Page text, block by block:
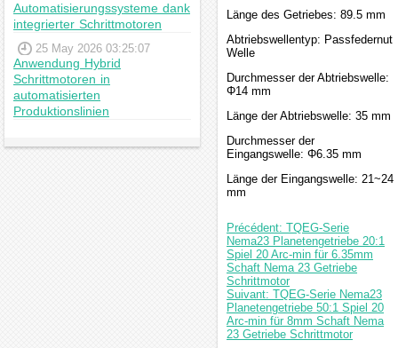
Automatisierungssysteme dank
integrierter Schrittmotoren
25 May 2026 03:25:07
Anwendung Hybrid
Schrittmotoren in
automatisierten
Produktionslinien
Länge des Getriebes: 89.5 mm
Abtriebswellentyp: Passfedernut
Welle
Durchmesser der Abtriebswelle:
Φ14 mm
Länge der Abtriebswelle: 35 mm
Durchmesser der
Eingangswelle: Φ6.35 mm
Länge der Eingangswelle: 21~24
mm
Précédent: TQEG-Serie
Nema23 Planetengetriebe 20:1
Spiel 20 Arc-min für 6.35mm
Schaft Nema 23 Getriebe
Schrittmotor
Suivant: TQEG-Serie Nema23
Planetengetriebe 50:1 Spiel 20
Arc-min für 8mm Schaft Nema
23 Getriebe Schrittmotor